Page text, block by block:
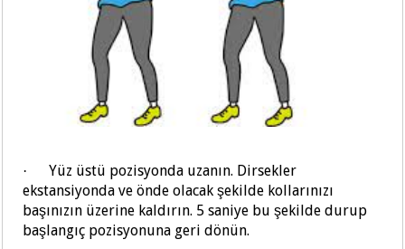
·
Yüz üstü pozisyonda uzanın. Dirsekler
ekstansiyonda ve önde olacak şekilde kollarınızı
başınızın üzerine kaldırın. 5 saniye bu şekilde durup
başlangıç pozisyonuna geri dönün.